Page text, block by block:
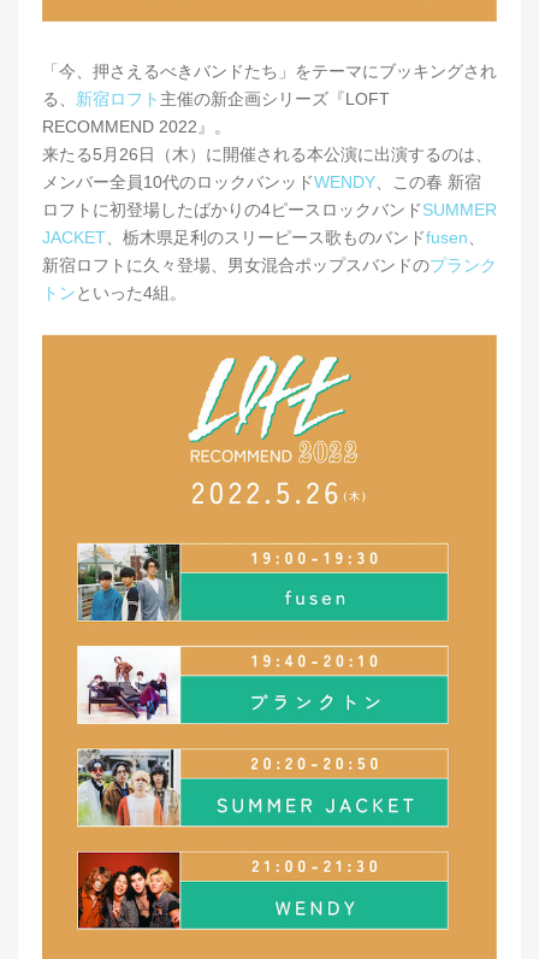
「今、押さえるべきバンドたち」をテーマにブッキングされ
る、 新宿ロフト 主催の新企画シリーズ『LOFT
RECOMMEND 2022』。
来たる5月26日（木）に開催される本公演に出演するのは、
メンバー全員10代のロックバンッドWENDY、この春 新宿
ロフトに初登場したばかりの4ピースロックバンドSUMMER
JACKET、栃木県足利のスリーピース歌ものバンドfusen、
新宿ロフトに久々登場、男女混合ポップスバンドのプランク
トンといった4組。